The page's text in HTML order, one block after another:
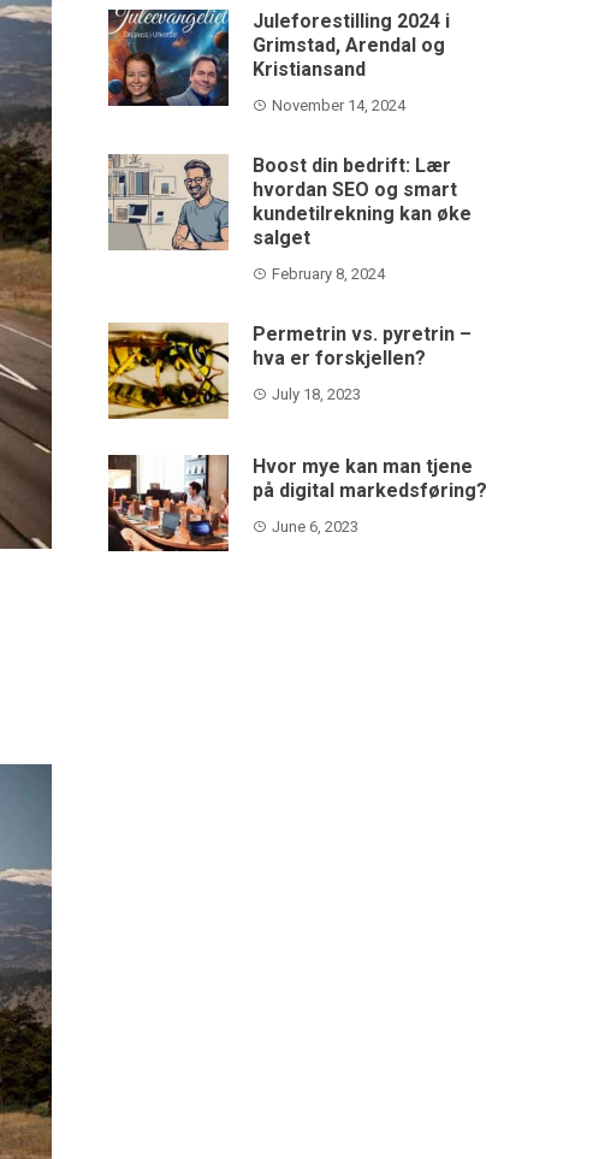
Juleforestilling 2024 i
Grimstad, Arendal og
Kristiansand
November 14, 2024
Boost din bedrift: Lær
hvordan SEO og smart
kundetilrekning kan øke
salget
February 8, 2024
Permetrin vs. pyretrin –
hva er forskjellen?
July 18, 2023
Hvor mye kan man tjene
på digital markedsføring?
June 6, 2023